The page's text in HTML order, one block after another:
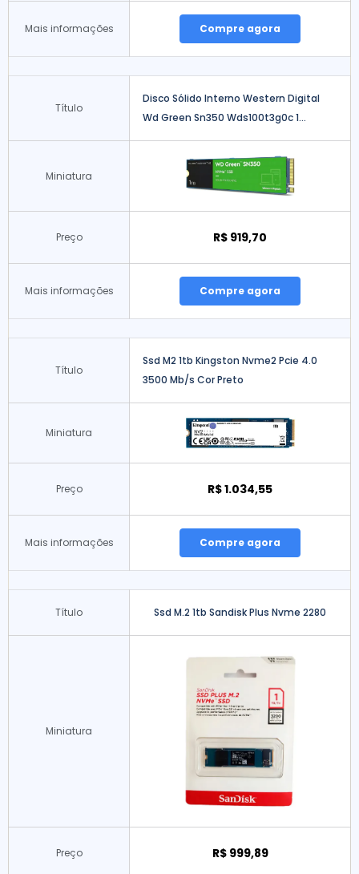
Mais informações Compre agora
Título
Disco Sólido Interno Western Digital
Wd Green Sn350 Wds100t3g0c 1...
Miniatura
Preço R$ 919,70
Mais informações Compre agora
Título
Ssd M2 1tb Kingston Nvme2 Pcie 4.0
3500 Mb/s Cor Preto
Miniatura
Preço R$ 1.034,55
Mais informações Compre agora
Título Ssd M.2 1tb Sandisk Plus Nvme 2280
Miniatura
Preço R$ 999,89